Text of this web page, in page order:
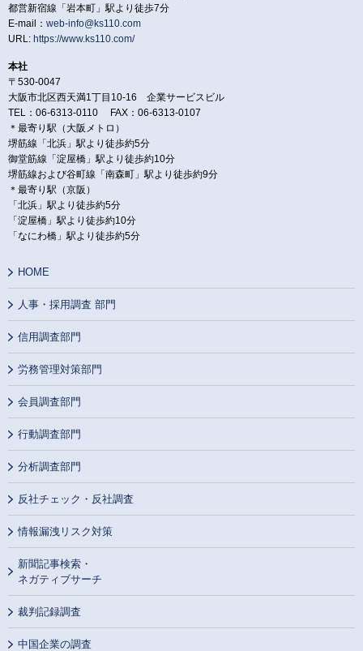
都営新宿線「岩本町」駅より徒歩7分
E-mail： web-info@ks110.com
URL: https://www.ks110.com/
本社
〒530-0047
大阪市北区西天満1丁目10-16 企業サービスビル
TEL：06-6313-0110 FAX：06-6313-0107
＊最寄り駅（大阪メトロ）
堺筋線「北浜」駅より徒歩約5分
御堂筋線「淀屋橋」駅より徒歩約10分
堺筋線および谷町線「南森町」駅より徒歩約9分
＊最寄り駅（京阪）
「北浜」駅より徒歩約5分
「淀屋橋」駅より徒歩約10分
「なにわ橋」駅より徒歩約5分
HOME
人事・採用調査 部門
信用調査部門
労務管理対策部門
会員調査部門
行動調査部門
分析調査部門
反社チェック・反社調査
情報漏洩リスク対策
新聞記事検索・
ネガティブサーチ
裁判記録調査
中国企業の調査